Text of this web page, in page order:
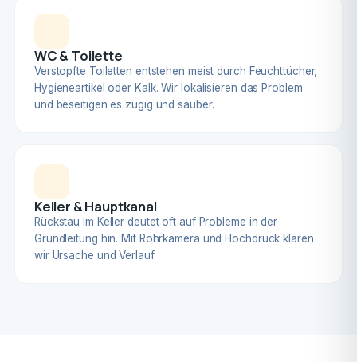
WC & Toilette
Verstopfte Toiletten entstehen meist durch Feuchttücher,
Hygieneartikel oder Kalk. Wir lokalisieren das Problem
und beseitigen es zügig und sauber.
Keller & Hauptkanal
Rückstau im Keller deutet oft auf Probleme in der
Grundleitung hin. Mit Rohrkamera und Hochdruck klären
wir Ursache und Verlauf.